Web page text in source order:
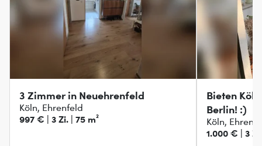
3 Zimmer in Neuehrenfeld
Köln, Ehrenfeld
997 € | 3 Zi. | 75 m²
Bieten
Berlin! :)
Köln,
1.000 € | 3